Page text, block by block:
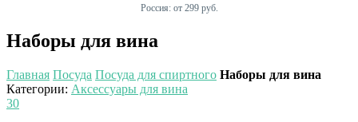
Россия: от 299 руб.
Наборы для вина
Главная Посуда Посуда для спиртного Наборы для вина
Категории: Аксессуары для вина
30